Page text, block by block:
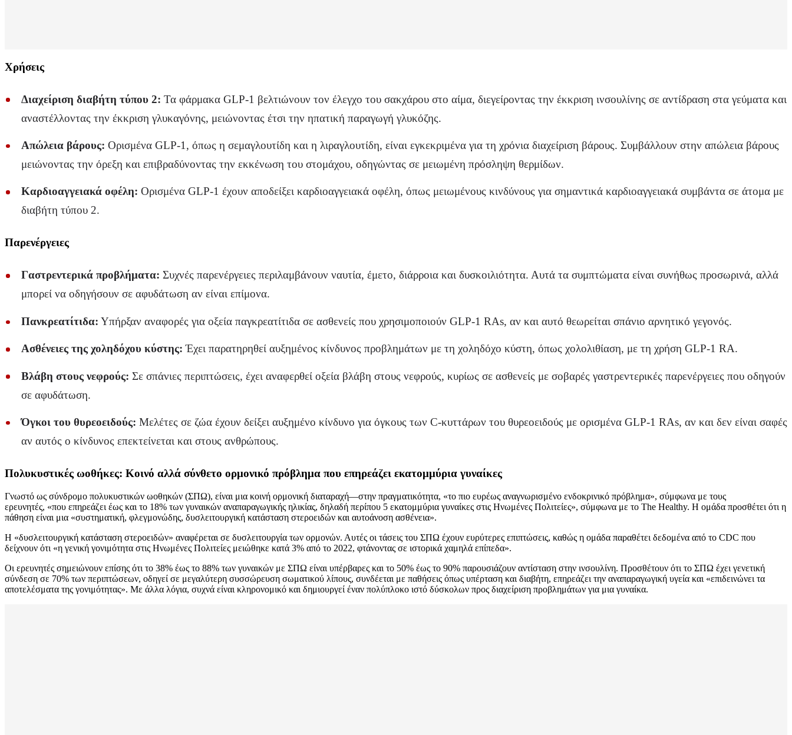
Χρήσεις
Διαχείριση διαβήτη τύπου 2: Τα φάρμακα GLP-1 βελτιώνουν τον έλεγχο του σακχάρου στο αίμα, διεγείροντας την έκκριση ινσουλίνης σε αντίδραση στα γεύματα και
αναστέλλοντας την έκκριση γλυκαγόνης, μειώνοντας έτσι την ηπατική παραγωγή γλυκόζης.
Απώλεια βάρους: Ορισμένα GLP-1, όπως η σεμαγλουτίδη και η λιραγλουτίδη, είναι εγκεκριμένα για τη χρόνια διαχείριση βάρους. Συμβάλλουν στην απώλεια βάρους
μειώνοντας την όρεξη και επιβραδύνοντας την εκκένωση του στομάχου, οδηγώντας σε μειωμένη πρόσληψη θερμίδων.
Καρδιοαγγειακά οφέλη: Ορισμένα GLP-1 έχουν αποδείξει καρδιοαγγειακά οφέλη, όπως μειωμένους κινδύνους για σημαντικά καρδιοαγγειακά συμβάντα σε άτομα με
διαβήτη τύπου 2.
Παρενέργειες
Γαστρεντερικά προβλήματα: Συχνές παρενέργειες περιλαμβάνουν ναυτία, έμετο, διάρροια και δυσκοιλιότητα. Αυτά τα συμπτώματα είναι συνήθως προσωρινά, αλλά
μπορεί να οδηγήσουν σε αφυδάτωση αν είναι επίμονα.
Πανκρεατίτιδα: Υπήρξαν αναφορές για οξεία παγκρεατίτιδα σε ασθενείς που χρησιμοποιούν GLP-1 RAs, αν και αυτό θεωρείται σπάνιο αρνητικό γεγονός.
Ασθένειες της χοληδόχου κύστης: Έχει παρατηρηθεί αυξημένος κίνδυνος προβλημάτων με τη χοληδόχο κύστη, όπως χολολιθίαση, με τη χρήση GLP-1 RA.
Βλάβη στους νεφρούς: Σε σπάνιες περιπτώσεις, έχει αναφερθεί οξεία βλάβη στους νεφρούς, κυρίως σε ασθενείς με σοβαρές γαστρεντερικές παρενέργειες που οδηγούν
σε αφυδάτωση.
Όγκοι του θυρεοειδούς: Μελέτες σε ζώα έχουν δείξει αυξημένο κίνδυνο για όγκους των C-κυττάρων του θυρεοειδούς με ορισμένα GLP-1 RAs, αν και δεν είναι σαφές
αν αυτός ο κίνδυνος επεκτείνεται και στους ανθρώπους.
Πολυκυστικές ωοθήκες: Κοινό αλλά σύνθετο ορμονικό πρόβλημα που επηρεάζει εκατομμύρια γυναίκες
Γνωστό ως σύνδρομο πολυκυστικών ωοθηκών (ΣΠΩ), είναι μια κοινή ορμονική διαταραχή—στην πραγματικότητα, «το πιο ευρέως αναγνωρισμένο ενδοκρινικό πρόβλημα», σύμφωνα με τους
ερευνητές, «που επηρεάζει έως και το 18% των γυναικών αναπαραγωγικής ηλικίας, δηλαδή περίπου 5 εκατομμύρια γυναίκες στις Ηνωμένες Πολιτείες», σύμφωνα με το The Healthy. Η ομάδα προσθέτει ότι η
πάθηση είναι μια «συστηματική, φλεγμονώδης, δυσλειτουργική κατάσταση στεροειδών και αυτοάνοση ασθένεια».
Η «δυσλειτουργική κατάσταση στεροειδών» αναφέρεται σε δυσλειτουργία των ορμονών. Αυτές οι τάσεις του ΣΠΩ έχουν ευρύτερες επιπτώσεις, καθώς η ομάδα παραθέτει δεδομένα από το CDC που
δείχνουν ότι «η γενική γονιμότητα στις Ηνωμένες Πολιτείες μειώθηκε κατά 3% από το 2022, φτάνοντας σε ιστορικά χαμηλά επίπεδα».
Οι ερευνητές σημειώνουν επίσης ότι το 38% έως το 88% των γυναικών με ΣΠΩ είναι υπέρβαρες και το 50% έως το 90% παρουσιάζουν αντίσταση στην ινσουλίνη. Προσθέτουν ότι το ΣΠΩ έχει γενετική
σύνδεση σε 70% των περιπτώσεων, οδηγεί σε μεγαλύτερη συσσώρευση σωματικού λίπους, συνδέεται με παθήσεις όπως υπέρταση και διαβήτη, επηρεάζει την αναπαραγωγική υγεία και «επιδεινώνει τα
αποτελέσματα της γονιμότητας». Με άλλα λόγια, συχνά είναι κληρονομικό και δημιουργεί έναν πολύπλοκο ιστό δύσκολων προς διαχείριση προβλημάτων για μια γυναίκα.